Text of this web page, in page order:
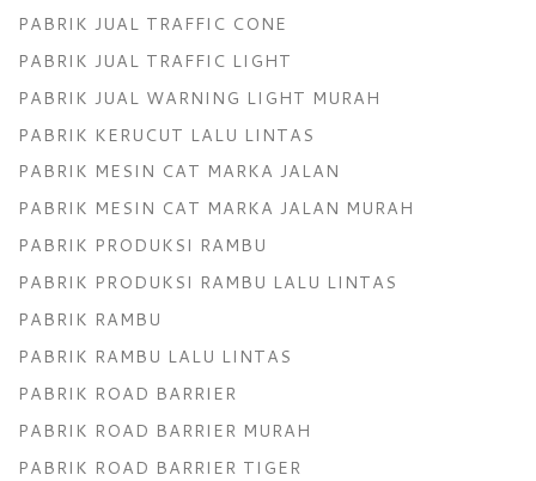
PABRIK JUAL TRAFFIC CONE
PABRIK JUAL TRAFFIC LIGHT
PABRIK JUAL WARNING LIGHT MURAH
PABRIK KERUCUT LALU LINTAS
PABRIK MESIN CAT MARKA JALAN
PABRIK MESIN CAT MARKA JALAN MURAH
PABRIK PRODUKSI RAMBU
PABRIK PRODUKSI RAMBU LALU LINTAS
PABRIK RAMBU
PABRIK RAMBU LALU LINTAS
PABRIK ROAD BARRIER
PABRIK ROAD BARRIER MURAH
PABRIK ROAD BARRIER TIGER